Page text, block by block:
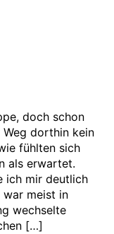
doch schon
Weg dorthin kein
fühlten sich
als erwartet.
ich mir deutlich
war meist in
wechselte
[…]